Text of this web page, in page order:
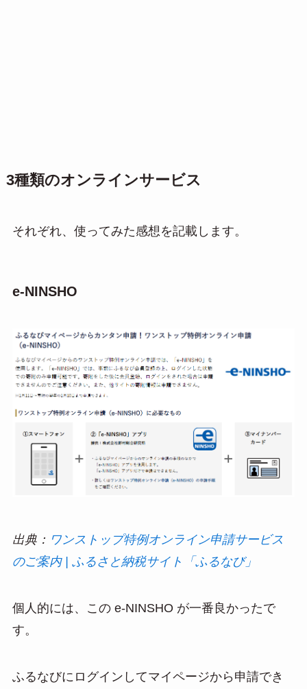
3種類のオンラインサービス
それぞれ、使ってみた感想を記載します。
e-NINSHO
出典： ワンストップ特例オンライン申請サービス
のご案内 | ふるさと納税サイト「ふるなび」
個人的には、この e-NINSHO が一番良かったで
す。
ふるなびにログインしてマイページから申請でき